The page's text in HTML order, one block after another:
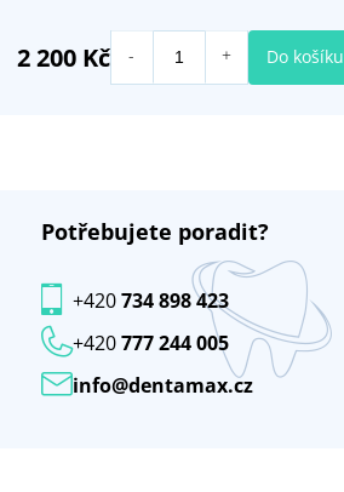
Potřebujete poradit?
info@dentamax.cz
+420777 244 005
+420734 898 423
2 200 Kč Do košíku